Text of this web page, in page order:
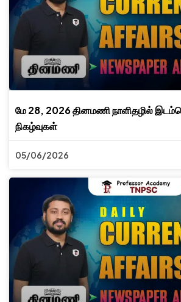
மே 28, 2026 தினமணி நாளிதழில்
நிகழ்வுகள்
05/06/2026